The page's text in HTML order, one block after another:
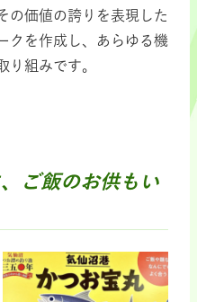
の価値の誇りを表現した
クを作成し、あらゆる機
り組みです。
ご飯のお供もい